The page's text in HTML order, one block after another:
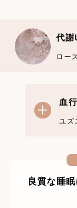
代謝
ロー
血
ユズ
良質な睡